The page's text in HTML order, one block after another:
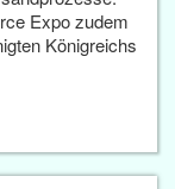
Expo zudem
Königreichs